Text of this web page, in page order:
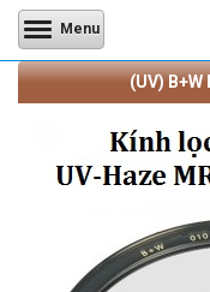
Menu
(UV) B+W